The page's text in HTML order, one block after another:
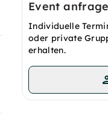
Event
Individuelle
oder private
erhalten.